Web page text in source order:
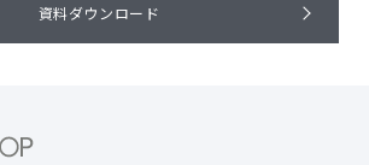
資料ダウンロード